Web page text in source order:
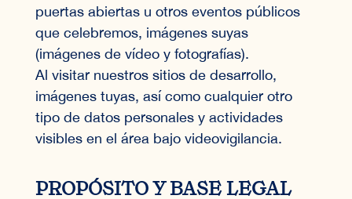
puertas abiertas u otros eventos públicos
que celebremos, imágenes suyas
(imágenes de vídeo y fotografías).
Al visitar nuestros sitios de desarrollo,
imágenes tuyas, así como cualquier otro
tipo de datos personales y actividades
visibles en el área bajo videovigilancia.
PROPÓSITO Y BASE LEGAL